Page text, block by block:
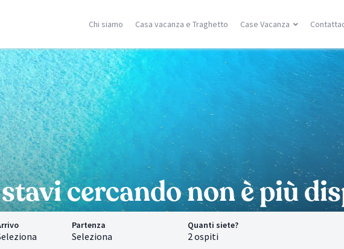
Chi siamo Casa vacanza e Traghetto Case Vacanza
Vito Lo Capo
località
Corsica
Porto Vecchio
Moriani
Ghisonaccia
Isola Rossa
Ajaccio
Calvì
Saint Florent
Ricerca località
Isole Greche
Zante
Samos
Creta
Mykonos
Santorini
Corfù
Ricerca località
Isole
Gran
cercando non è più
Partenza
Seleziona
Quanti siete?